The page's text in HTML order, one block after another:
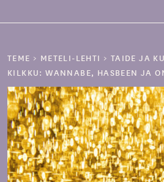
TEME > METELI-LEHTI > TAIDE JA
KILKKU: WANNABE, HASBEEN JA